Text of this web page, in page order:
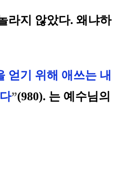
라지 않았다. 왜냐하
얻기 위해 애쓰는 내
”(980). 는 예수님의